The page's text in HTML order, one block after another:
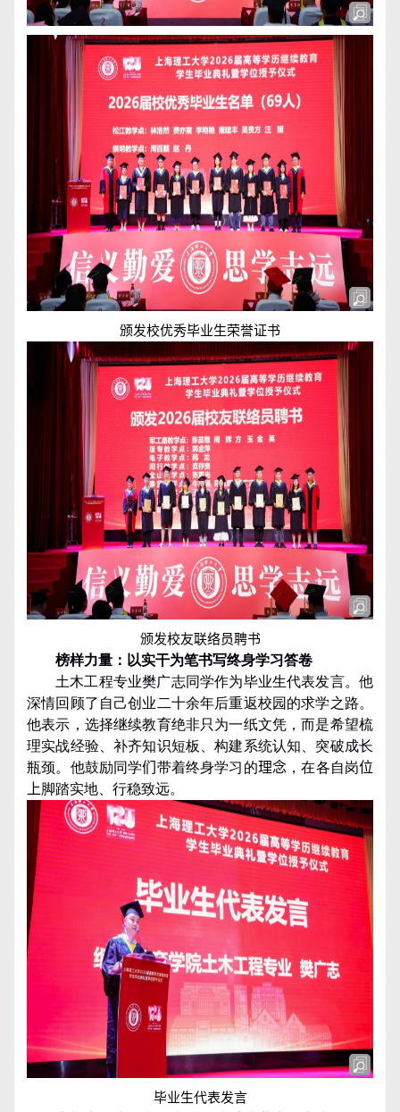
颁发校优秀毕业生荣誉证书
颁发校友联络员聘书
榜样力量：以实干为笔书写终身学习答卷
土木工程专业樊广志同学作为毕业生代表发言。他
深情回顾了自己创业二十余年后重返校园的求学之路。
他表示，选择继续教育绝非只为一纸文凭，而是希望梳
理实战经验、补齐知识短板、构建系统认知、突破成长
瓶颈。他鼓励同学们 带着终身学习的理念 ，在各自岗位
上脚踏实地、行稳致远。
毕业生代表发言